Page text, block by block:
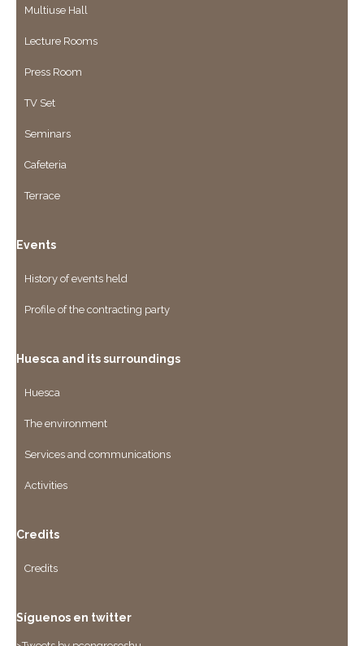
Multiuse Hall
Lecture Rooms
Press Room
TV Set
Seminars
Cafeteria
Terrace
Events
History of events held
Profile of the contracting party
Huesca and its surroundings
Huesca
The environment
Services and communications
Activities
Credits
Credits
Síguenos en twitter